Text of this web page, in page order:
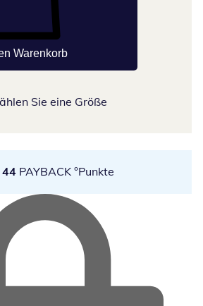
Warenkorb
Sie eine Größe
44 PAYBACK °Punkte